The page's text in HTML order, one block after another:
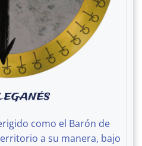
como el Barón de
a su manera, bajo